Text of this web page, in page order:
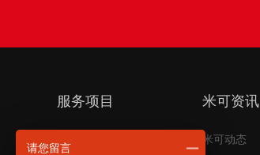
服务项目 米可资讯
米可动态
请您留言